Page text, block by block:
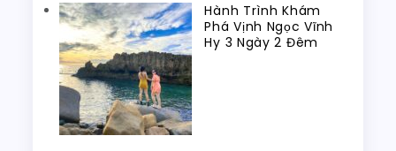
Hành Trình Khám
Phá Vịnh Ngọc Vĩnh
Hy 3 Ngày 2 Đêm